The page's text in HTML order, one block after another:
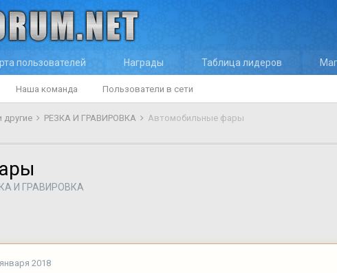
Наша команда Пользователи в сети
пользователей Награды Таблица лидеров
другие РЕЗКА И ГРАВИРОВКА Автомобильные фары
И ГРАВИРОВКА
2018